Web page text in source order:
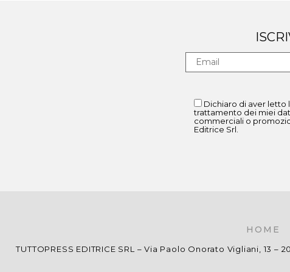
Dichiaro di aver letto
trattamento dei miei
commerciali o
Editrice Srl.
HOME
TUTTOPRESS EDITRICE SRL – Via Paolo Onorato Vigliani, 13 –